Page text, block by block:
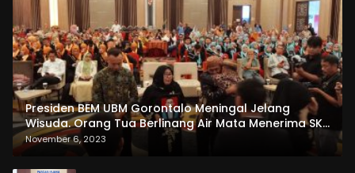
Presiden BEM UBM Gorontalo Meningal Jelang
Wisuda. Orang Tua Berlinang Air Mata Menerima SKL
dan Pemasangan Salempang
November 6, 2023